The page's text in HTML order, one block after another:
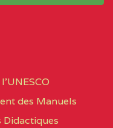
STE FOI BP
des Manuels
Didactiques